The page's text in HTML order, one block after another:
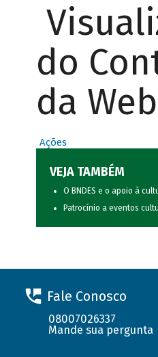
do
da Web
Ações
VEJA TAMBÉM
O BNDES e o apoio à
Patrocínio a eventos
Fale Conosco
08007026337
Mande sua pergunta